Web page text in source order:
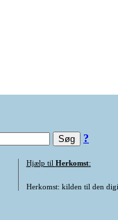
?
Hjælp til Herkomst:
Herkomst: kilden til den